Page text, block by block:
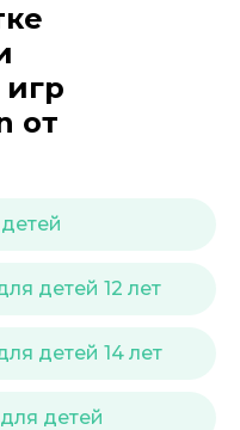
от
детей 12 лет
детей 14 лет
детей